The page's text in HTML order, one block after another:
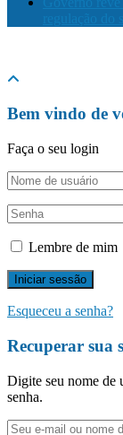
Bem vindo de
Faça o seu login
Lembre de mim
Esqueceu a senha?
Recuperar sua
Digite seu nome de
senha.